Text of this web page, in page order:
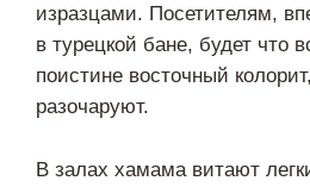
изразцами. Посетителям,
в турецкой бане, будет что
поистине восточный
разочаруют.
В залах хамама витают